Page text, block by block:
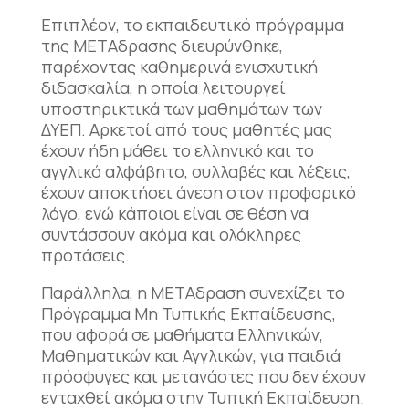
Επιπλέον, το εκπαιδευτικό πρόγραμμα
της ΜΕΤΑδρασης διευρύνθηκε,
παρέχοντας καθημερινά ενισχυτική
διδασκαλία, η οποία λειτουργεί
υποστηρικτικά των μαθημάτων των
ΔΥΕΠ. Αρκετοί από τους μαθητές μας
έχουν ήδη μάθει το ελληνικό και το
αγγλικό αλφάβητο, συλλαβές και λέξεις,
έχουν αποκτήσει άνεση στον προφορικό
λόγο, ενώ κάποιοι είναι σε θέση να
συντάσσουν ακόμα και ολόκληρες
προτάσεις.
Παράλληλα, η ΜΕΤΑδραση συνεχίζει το
Πρόγραμμα Μη Τυπικής Εκπαίδευσης,
που αφορά σε μαθήματα Ελληνικών,
Μαθηματικών και Αγγλικών, για παιδιά
πρόσφυγες και μετανάστες που δεν έχουν
ενταχθεί ακόμα στην Τυπική Εκπαίδευση.